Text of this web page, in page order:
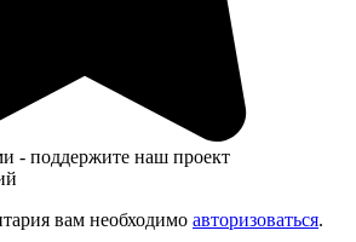
- поддержите наш проект
вам необходимо авторизоваться.